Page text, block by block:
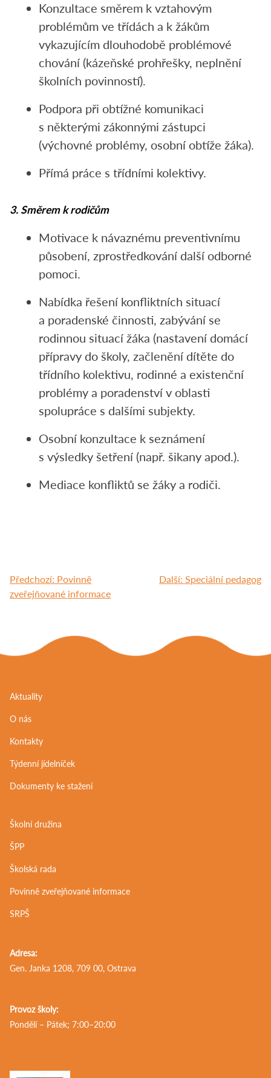
Konzultace směrem k vztahovým
problémům ve třídách a k žákům
vykazujícím dlouhodobě problémové
chování (kázeňské prohřešky, neplnění
školních povinností).
Podpora při obtížné komunikaci
s některými zákonnými zástupci
(výchovné problémy, osobní obtíže žáka).
Přímá práce s třídními kolektivy.
3. Směrem k rodičům
Motivace k návaznému preventivnímu
působení, zprostředkování další odborné
pomoci.
Nabídka řešení konfliktních situací
a poradenské činnosti, zabývání se
rodinnou situací žáka (nastavení domácí
přípravy do školy, začlenění dítěte do
třídního kolektivu, rodinné a existenční
problémy a poradenství v oblasti
spolupráce s dalšími subjekty.
Osobní konzultace k seznámení
s výsledky šetření (např. šikany apod.).
Mediace konfliktů se žáky a rodiči.
Navigace
Předchozí: Povinně
zveřejňované informace
Další: Speciální pedagog
Aktuality
O nás
Kontakty
Týdenní jídelníček
Dokumenty ke stažení
Školní družina
ŠPP
Školská rada
Povinně zveřejňované informace
SRPŠ
Adresa:
Gen. Janka 1208, 709 00, Ostrava
Provoz školy:
Pondělí – Pátek; 7:00–20:00